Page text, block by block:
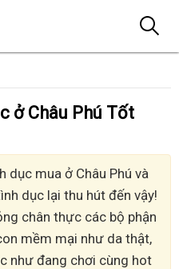
ở Châu Phú Tốt
dục mua ở Châu Phú và
dục lại thu hút đến vậy!
chân thực các bộ phận
mềm mại như da thật,
như đang chơi cùng hot